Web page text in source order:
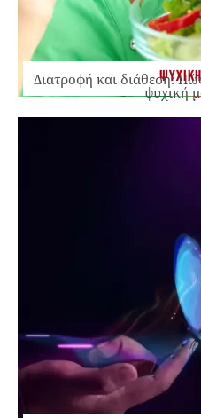
Διατροφή και διάθεση:
ψυχική